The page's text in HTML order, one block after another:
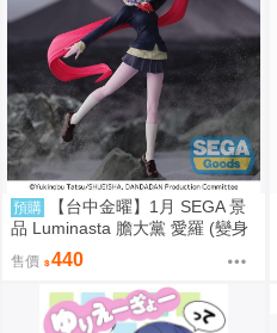
預購
【台中金曜】1月 SEGA 景
品 Luminasta 膽大黨 愛羅 (變身
版) 0901
售價 440